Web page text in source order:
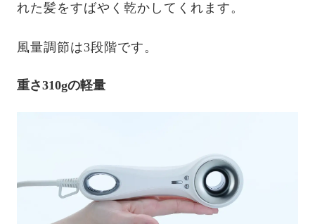
れた髪をすばやく乾かしてくれます。
風量調節は3段階です。
重さ310gの軽量